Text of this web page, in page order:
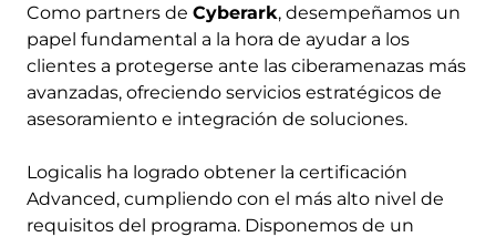
Como partners de Cyberark, desempeñamos un
papel fundamental a la hora de ayudar a los
clientes a protegerse ante las ciberamenazas más
avanzadas, ofreciendo servicios estratégicos de
asesoramiento e integración de soluciones.
Logicalis ha logrado obtener la certificación
Advanced, cumpliendo con el más alto nivel de
requisitos del programa. Disponemos de un